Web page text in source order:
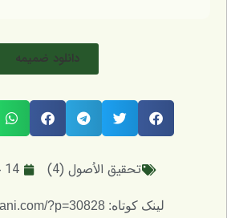
دانلود ضمیمه
تحقيق الاُصول (4) 14 خرداد 1402